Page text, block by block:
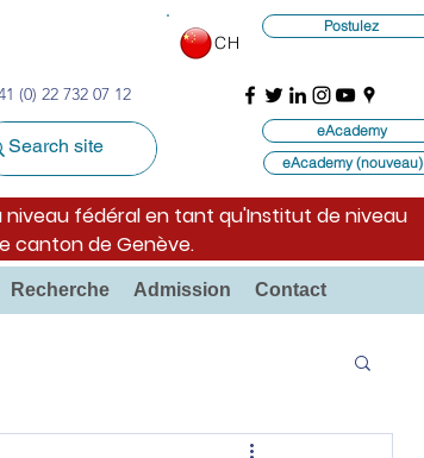
(0) 22 732 07 12
CH
Postulez
eAcademy
eAcademy (nouveau)
niveau fédéral en tant qu'Institut de niveau
canton de Genève.
Recherche Admission Contact